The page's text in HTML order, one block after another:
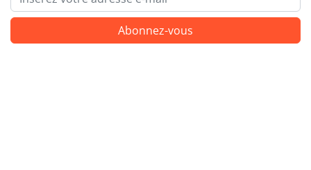
Abonnez-vous